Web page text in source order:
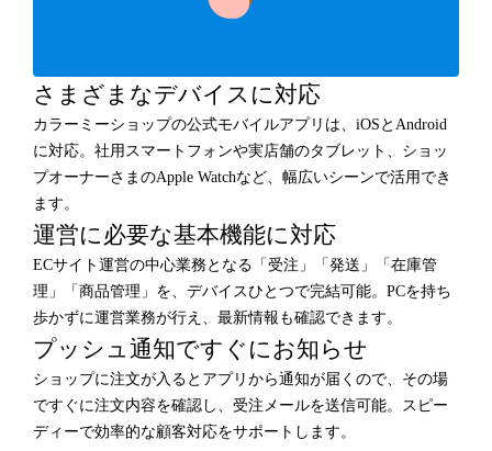
さまざまなデバイスに対応
カラーミーショップの公式モバイルアプリは、iOSとAndroid
に対応。社用スマートフォンや実店舗のタブレット、ショッ
プオーナーさまのApple Watchなど、幅広いシーンで活用でき
ます。
運営に必要な基本機能に対応
ECサイト運営の中心業務となる「受注」「発送」「在庫管
理」「商品管理」を、デバイスひとつで完結可能。PCを持ち
歩かずに運営業務が行え、最新情報も確認できます。
プッシュ通知ですぐにお知らせ
ショップに注文が入るとアプリから通知が届くので、その場
ですぐに注文内容を確認し、受注メールを送信可能。スピー
ディーで効率的な顧客対応をサポートします。